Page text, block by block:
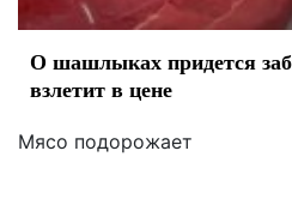
О шашлыках придется
взлетит в цене
Мясо подорожает